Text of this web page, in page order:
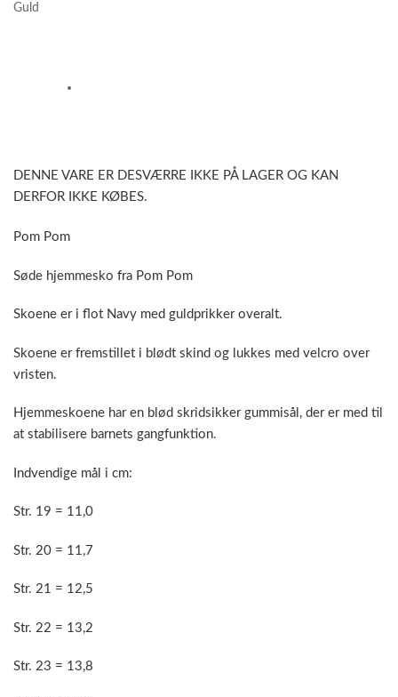
Guld
DENNE VARE ER DESVÆRRE IKKE PÅ LAGER OG KAN
DERFOR IKKE KØBES.
Pom Pom
Søde hjemmesko fra Pom Pom
Skoene er i flot Navy med guldprikker overalt.
Skoene er fremstillet i blødt skind og lukkes med velcro over
vristen.
Hjemmeskoene har en blød skridsikker gummisål, der er med til
at stabilisere barnets gangfunktion.
Indvendige mål i cm:
Str. 19 = 11,0
Str. 20 = 11,7
Str. 21 = 12,5
Str. 22 = 13,2
Str. 23 = 13,8